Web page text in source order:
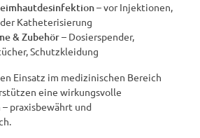
– vor Injektionen,
Katheterisierung
& Zubehör– Dosierspender,
Schutzkleidung
Einsatz im medizinischen Bereich
eine wirkungsvolle
praxisbewährt und